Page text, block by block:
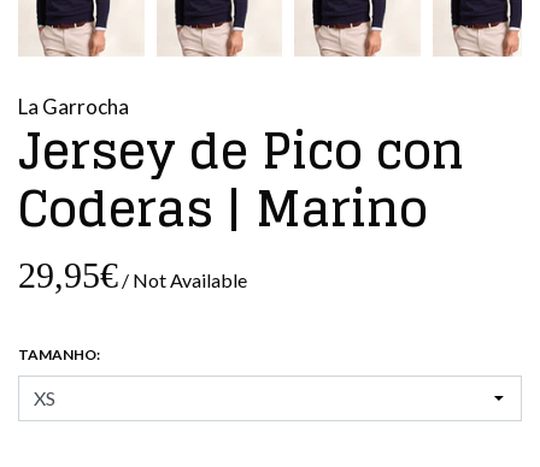
La Garrocha
Jersey de Pico con
Coderas | Marino
29,95€ / Not Available
TAMANHO: